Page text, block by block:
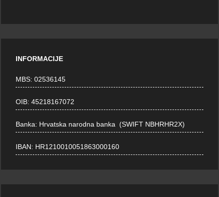
INFORMACIJE
MBS: 02536145
OIB: 45218167072
Banka: Hrvatska narodna banka (SWIFT NBHRHR2X)
IBAN: HR1210010051863000160